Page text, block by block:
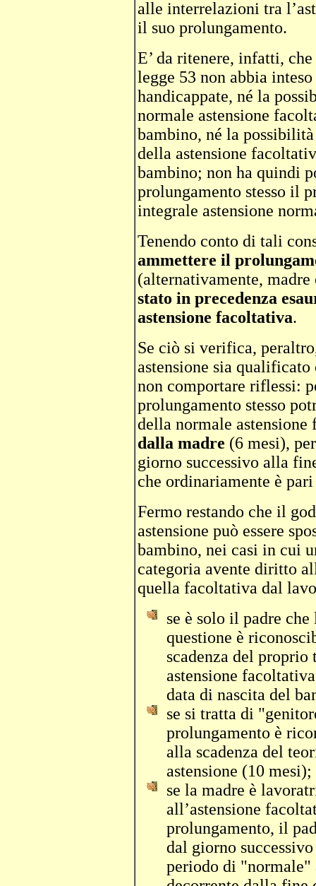
alle interrelazioni tra
il suo prolungamento.
E’ da ritenere, infatti,
legge 53 non abbia
handicappate, né la
normale astensione
bambino, né la
della astensione
bambino; non ha quindi
prolungamento stesso il
integrale astensione
Tenendo conto di tali
ammettere il
(alternativamente,
stato in precedenza
astensione facoltativa.
Se ciò si verifica,
astensione sia
non comportare riflessi:
prolungamento stesso
della normale
dalla madre (6 mesi),
giorno successivo alla
che ordinariamente è
Fermo restando che il
astensione può essere
bambino, nei casi in cui
categoria avente diritto
quella facoltativa dal
se è solo il padre
questione è
scadenza del
astensione
data di nascita del
se si tratta di
prolungamento è
alla scadenza del
astensione (10 mesi);
se la madre è
all’astensione
prolungamento, il
dal giorno
periodo di "normale"